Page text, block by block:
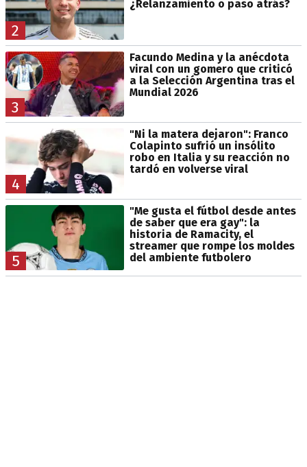
2
¿Relanzamiento o paso atrás?
3
Facundo Medina y la anécdota
viral con un gomero que criticó
a la Selección Argentina tras el
Mundial 2026
4
"Ni la matera dejaron": Franco
Colapinto sufrió un insólito
robo en Italia y su reacción no
tardó en volverse viral
5
"Me gusta el fútbol desde antes
de saber que era gay": la
historia de Ramacity, el
streamer que rompe los moldes
del ambiente futbolero